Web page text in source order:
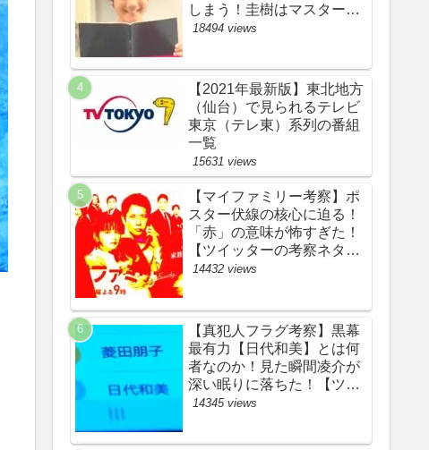
しまう！圭樹はマスター日
野渉とバタコの子供か！
作犯人キャスト黒幕伏線ま
とめ】
18494 views
【2021年最新版】東北地方
（仙台）で見られるテレビ
東京（テレ東）系列の番組
一覧
15631 views
【マイファミリー考察】ポ
スター伏線の核心に迫る！
「赤」の意味が怖すぎた！
【ツイッターの考察ネタバ
レ評価黒幕評判感想批判原
14432 views
【真犯人フラグ考察】黒幕
最有力【日代和美】とは何
者なのか！見た瞬間凌介が
深い眠りに落ちた！【ツイ
ッターの考察ネタバレ感想
14345 views